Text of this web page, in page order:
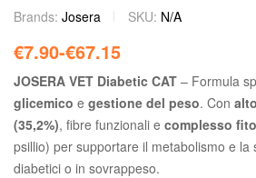
Brands: Josera SKU: N/A
€7.90-€67.15
JOSERA VET Diabetic CAT – Formula
glicemico e gestione del peso. Con
(35,2%), fibre funzionali e complesso
psillio) per supportare il metabolismo e la
diabetici o in sovrappeso.